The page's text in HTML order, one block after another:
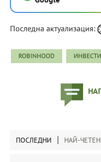
Последна актуализация:
ROBINHOOD
ПОСЛЕДНИ НАЙ-